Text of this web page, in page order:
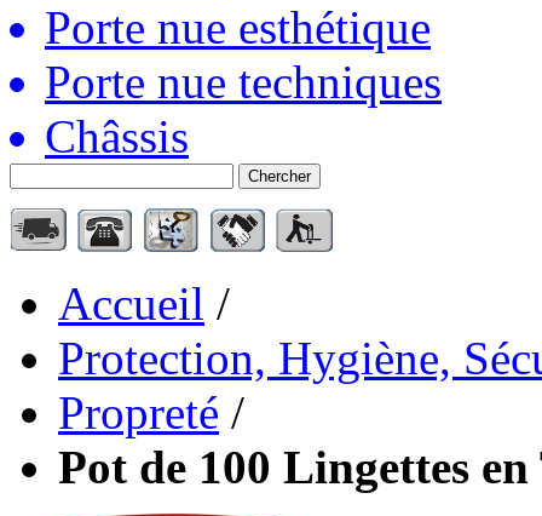
Porte nue esthétique
Porte nue techniques
Châssis
Chercher
Accueil /
Protection, Hygiène,
Propreté /
Pot de 100 Lingettes en